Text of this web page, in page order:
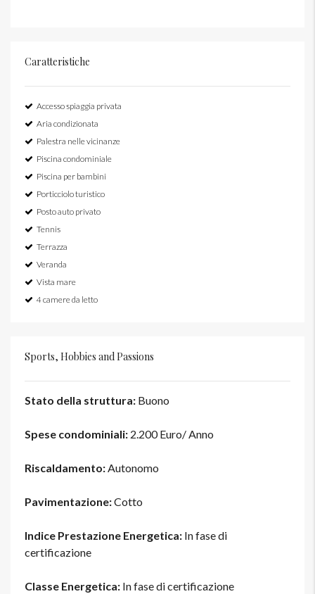
Caratteristiche
Accesso spiaggia privata
Aria condizionata
Palestra nelle vicinanze
Piscina condominiale
Piscina per bambini
Porticciolo turistico
Posto auto privato
Tennis
Terrazza
Veranda
Vista mare
4 camere da letto
Sports, Hobbies and Passions
Stato della struttura: Buono
Spese condominiali: 2.200 Euro/ Anno
Riscaldamento:Autonomo
Pavimentazione:Cotto
Indice Prestazione Energetica: In fase di
certificazione
Classe Energetica: In fase di certificazione